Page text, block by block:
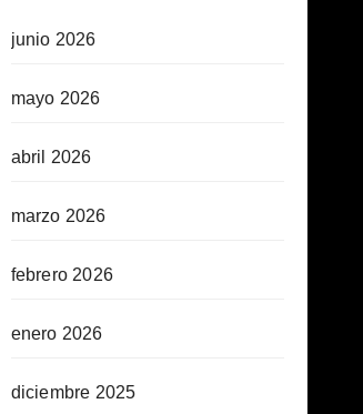
junio 2026
mayo 2026
abril 2026
marzo 2026
febrero 2026
enero 2026
diciembre 2025